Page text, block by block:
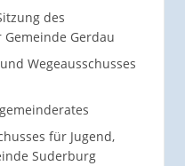
des
Gerdau
Wegeausschusses
für Jugend,
Suderburg